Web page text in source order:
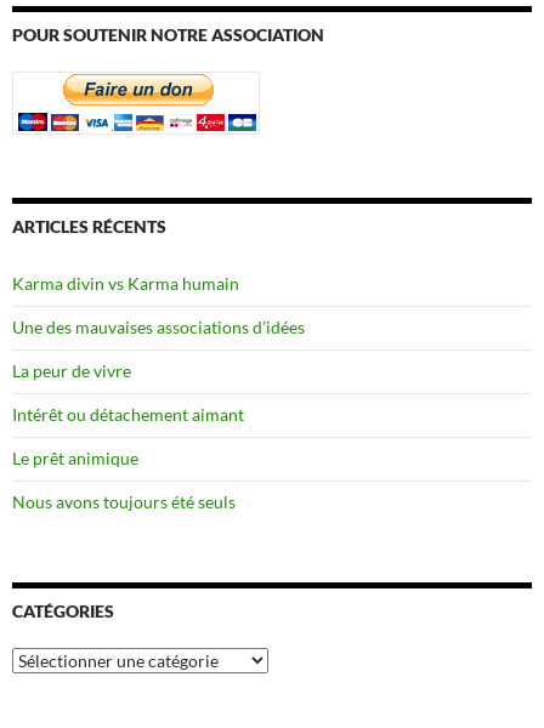
POUR SOUTENIR NOTRE ASSOCIATION
ARTICLES RÉCENTS
Karma divin vs Karma humain
Une des mauvaises associations d’idées
La peur de vivre
Intérêt ou détachement aimant
Le prêt animique
Nous avons toujours été seuls
CATÉGORIES
Catégories